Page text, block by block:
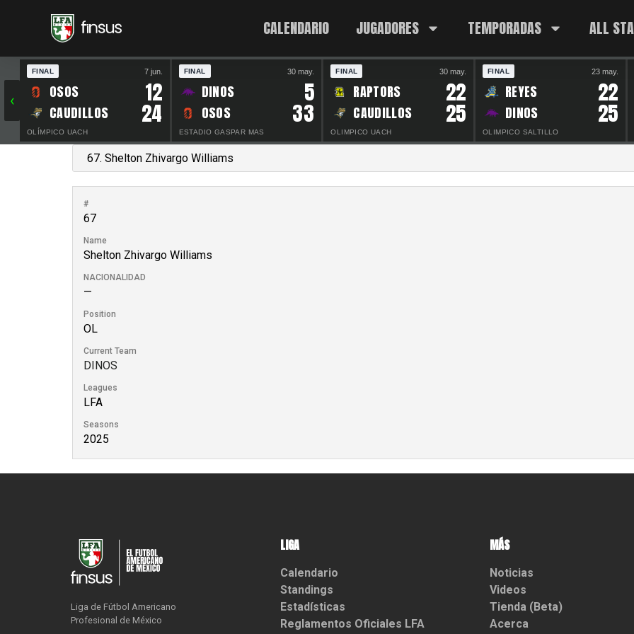
CALENDARIO JUGADORES TEMPORADAS ALL
‹
FINAL 7 jun.
OSOS 12
CAUDILLOS 24
OLÍMPICO UACH
FINAL 30 may.
DINOS 5
OSOS 33
ESTADIO GASPAR MAS
FINAL 30 may.
RAPTORS 22
CAUDILLOS 25
OLIMPICO UACH
FINAL 23 may.
REYES 22
DINOS 25
OLIMPICO SALTILLO
#
67
Name
Shelton Zhivargo Williams
NACIONALIDAD
—
Position
OL
Current Team
DINOS
Leagues
LFA
Seasons
2025
Liga de Fútbol Americano
Profesional de México
LIGA
Calendario
Standings
Estadísticas
Reglamentos Oficiales LFA
MÁS
Noticias
Videos
Tienda (Beta)
Acerca